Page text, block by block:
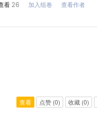
看 26 加入组卷 查看作者
查看 点赞 (0) 收藏 (0)